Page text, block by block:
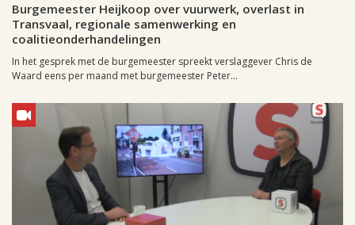
Burgemeester Heijkoop over vuurwerk, overlast in
Transvaal, regionale samenwerking en
coalitieonderhandelingen
In het gesprek met de burgemeester spreekt verslaggever Chris de
Waard eens per maand met burgemeester Peter...